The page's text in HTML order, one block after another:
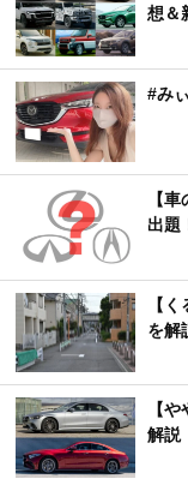
想＆
#み
【
出題
【
を解
【
解説